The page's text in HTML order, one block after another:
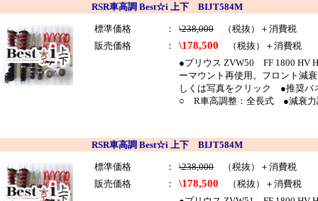
RSR車高調 Best☆i 上下 BIJT584M
標準価格 ： \238,000 （税抜）＋消費税
販売価格
： \178,500 （税抜）＋消費税
●プリウス ZVW50 FF 1800 HV
ーマウント再使用。フロント減
しくは写真をクリック ●推奨
○ R車高調整：全長式 ●減衰
RSR車高調 Best☆i 上下 BIJT584M
標準価格 ： \238,000 （税抜）＋消費税
販売価格
： \178,500 （税抜）＋消費税